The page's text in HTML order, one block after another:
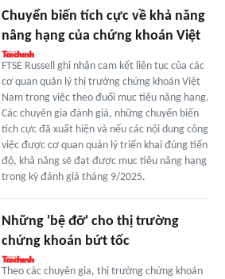
Chuyển biến tích cực về khả năng
nâng hạng của chứng khoán Việt
FTSE Russell ghi nhận cam kết liên tục của các
cơ quan quản lý thị trường chứng khoán Việt
Nam trong việc theo đuổi mục tiêu nâng hạng.
Các chuyên gia đánh giá, những chuyển biến
tích cực đã xuất hiện và nếu các nội dung công
việc được cơ quan quản lý triển khai đúng tiến
độ, khả năng sẽ đạt được mục tiêu nâng hạng
trong kỳ đánh giá tháng 9/2025.
Những 'bệ đỡ' cho thị trường
chứng khoán bứt tốc
Theo các chuyên gia, thị trường chứng khoán